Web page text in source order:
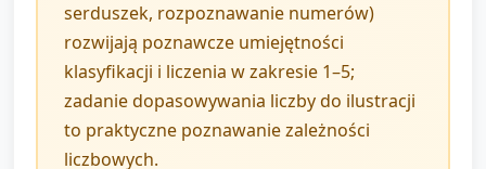
serduszek, rozpoznawanie numerów)
rozwijają poznawcze umiejętności
klasyfikacji i liczenia w zakresie 1–5;
zadanie dopasowywania liczby do ilustracji
to praktyczne poznawanie zależności
liczbowych.